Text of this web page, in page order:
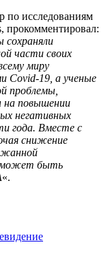
по исследованиям
прокомментировал:
сохраняли
части своих
миру
Covid-19, а ученые
проблемы,
на повышении
негативных
года. Вместе с
снижение
может быть
«.